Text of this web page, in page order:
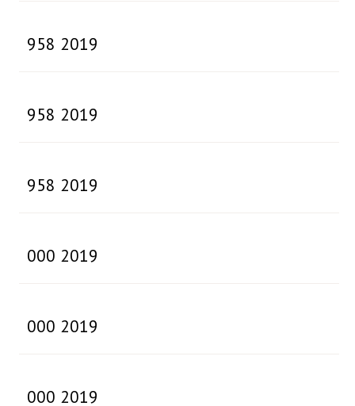
958 2019
958 2019
958 2019
000 2019
000 2019
000 2019